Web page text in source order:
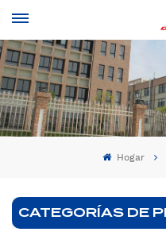
Hogar
CATEGORÍAS DE